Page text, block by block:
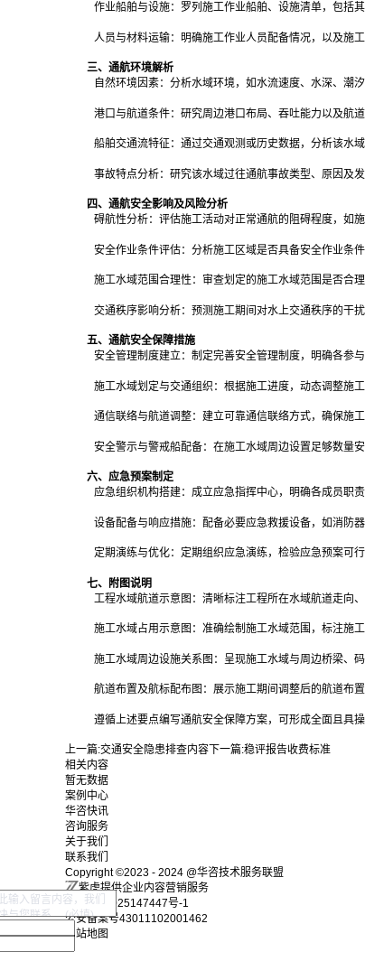
作业船舶与设施：罗列施工作业船舶、设施清单，包括
人员与材料运输：明确施工作业人员配备情况，以及施
三、通航环境解析
自然环境因素：分析水域环境，如水流速度、水深、潮
港口与航道条件：研究周边港口布局、吞吐能力以及航
船舶交通流特征：通过交通观测或历史数据，分析该水
事故特点分析：研究该水域过往通航事故类型、原因及
四、通航安全影响及风险分析
碍航性分析：评估施工活动对正常通航的阻碍程度，如
安全作业条件评估：分析施工区域是否具备安全作业条
施工水域范围合理性：审查划定的施工水域范围是否合
交通秩序影响分析：预测施工期间对水上交通秩序的干
五、通航安全保障措施
安全管理制度建立：制定完善安全管理制度，明确各参
施工水域划定与交通组织：根据施工进度，动态调整施
通信联络与航道调整：建立可靠通信联络方式，确保施
安全警示与警戒船配备：在施工水域周边设置足够数量
六、应急预案制定
应急组织机构搭建：成立应急指挥中心，明确各成员职
设备配备与响应措施：配备必要应急救援设备，如消防
定期演练与优化：定期组织应急演练，检验应急预案可
七、附图说明
工程水域航道示意图：清晰标注工程所在水域航道走向
施工水域占用示意图：准确绘制施工水域范围，标注施
施工水域周边设施关系图：呈现施工水域与周边桥梁、
航道布置及航标配布图：展示施工期间调整后的航道布
遵循上述要点编写通航安全保障方案，可形成全面且具
上一篇:交通安全隐患排查内容 下一篇:稳评报告收费标准
相关内容
暂无数据
案例中心
华咨快讯
咨询服务
关于我们
联系我们
Copyright ©2023 - 2024 @华咨技术服务联盟
紫虎提供企业内容营销服务
湘ICP备2025147447号-1
公安备案号43011102001462
网站地图